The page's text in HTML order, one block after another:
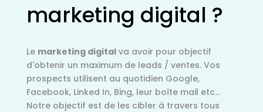
marketing digital ?
Le marketing digitalva avoir pour objectif
d'obtenir un maximum de leads / ventes. Vos
prospects utilisent au quotidien Google,
Facebook, Linked In, Bing, leur boîte mail etc...
Notre objectif est de les cibler à travers tous